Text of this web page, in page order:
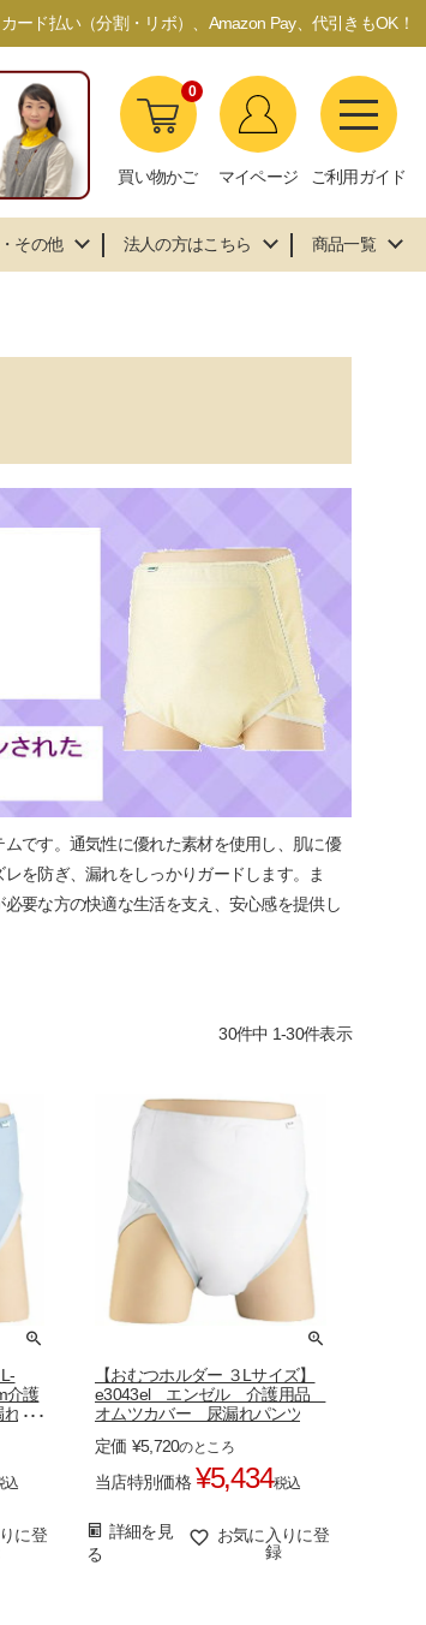
ード払い（分割・リボ）、Amazon Pay、代引きもOK！
買い物かご
0
マイページ ご利用ガイド
その他 法人の方はこちら 商品一覧
です。通気性に優れた素材を使用し、肌に優
を防ぎ、漏れをしっかりガードします。ま
要な方の快適な生活を支え、安心感を提供し
30件中 1-30件表示
介護
パ
込
に登
【おむつホルダー ３Lサイズ】
e3043el エンゼル 介護用品
オムツカバー 尿漏れパンツ
定価 ¥5,720のところ
当店特別価格 ¥5,434税込
詳細を見
る
お気に入りに登
録